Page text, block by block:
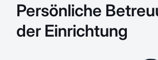
Persönliche
der Einrichtung